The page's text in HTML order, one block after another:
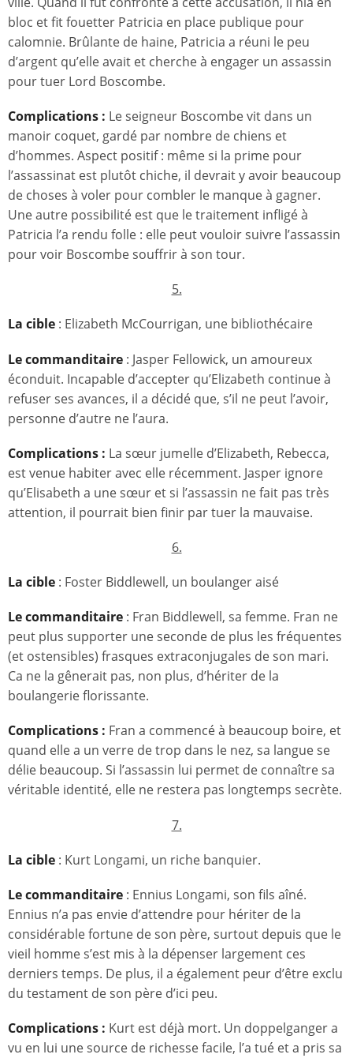
bloc et fit fouetter Patricia en place publique pour
calomnie. Brûlante de haine, Patricia a réuni le peu
d’argent qu’elle avait et cherche à engager un assassin
pour tuer Lord Boscombe.
Complications : Le seigneur Boscombe vit dans un
manoir coquet, gardé par nombre de chiens et
d’hommes. Aspect positif : même si la prime pour
l’assassinat est plutôt chiche, il devrait y avoir beaucoup
de choses à voler pour combler le manque à gagner.
Une autre possibilité est que le traitement infligé à
Patricia l’a rendu folle : elle peut vouloir suivre l’assassin
pour voir Boscombe souffrir à son tour.
5.
La cible : Elizabeth McCourrigan, une bibliothécaire
Le commanditaire : Jasper Fellowick, un amoureux
éconduit. Incapable d’accepter qu’Elizabeth continue à
refuser ses avances, il a décidé que, s’il ne peut l’avoir,
personne d’autre ne l’aura.
Complications : La sœur jumelle d’Elizabeth, Rebecca,
est venue habiter avec elle récemment. Jasper ignore
qu’Elisabeth a une sœur et si l’assassin ne fait pas très
attention, il pourrait bien finir par tuer la mauvaise.
6.
La cible : Foster Biddlewell, un boulanger aisé
Le commanditaire : Fran Biddlewell, sa femme. Fran ne
peut plus supporter une seconde de plus les fréquentes
(et ostensibles) frasques extraconjugales de son mari.
Ca ne la gênerait pas, non plus, d’hériter de la
boulangerie florissante.
Complications : Fran a commencé à beaucoup boire, et
quand elle a un verre de trop dans le nez, sa langue se
délie beaucoup. Si l’assassin lui permet de connaître sa
véritable identité, elle ne restera pas longtemps secrète.
7.
La cible : Kurt Longami, un riche banquier.
Le commanditaire : Ennius Longami, son fils aîné.
Ennius n’a pas envie d’attendre pour hériter de la
considérable fortune de son père, surtout depuis que le
vieil homme s’est mis à la dépenser largement ces
derniers temps. De plus, il a également peur d’être exclu
du testament de son père d’ici peu.
Complications : Kurt est déjà mort. Un doppelganger a
vu en lui une source de richesse facile, l’a tué et a pris sa